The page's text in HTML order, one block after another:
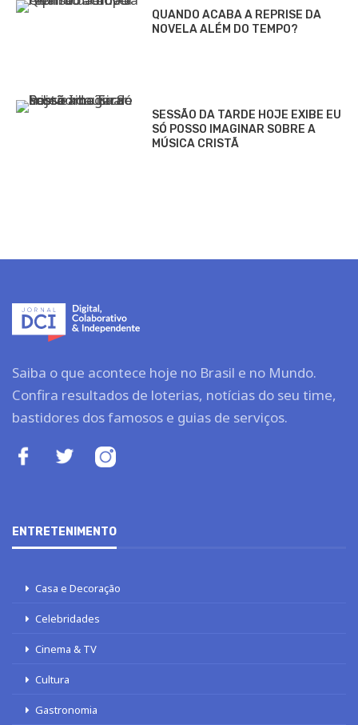
QUANDO ACABA A REPRISE DA
NOVELA ALÉM DO TEMPO?
SESSÃO DA TARDE HOJE EXIBE EU
SÓ POSSO IMAGINAR SOBRE A
MÚSICA CRISTÃ
Saiba o que acontece hoje no Brasil e no Mundo.
Confira resultados de loterias, notícias do seu time,
bastidores dos famosos e guias de serviços.
ENTRETENIMENTO
Casa e Decoração
Celebridades
Cinema & TV
Cultura
Gastronomia